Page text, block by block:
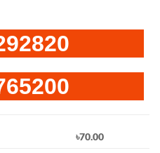
৳70.00